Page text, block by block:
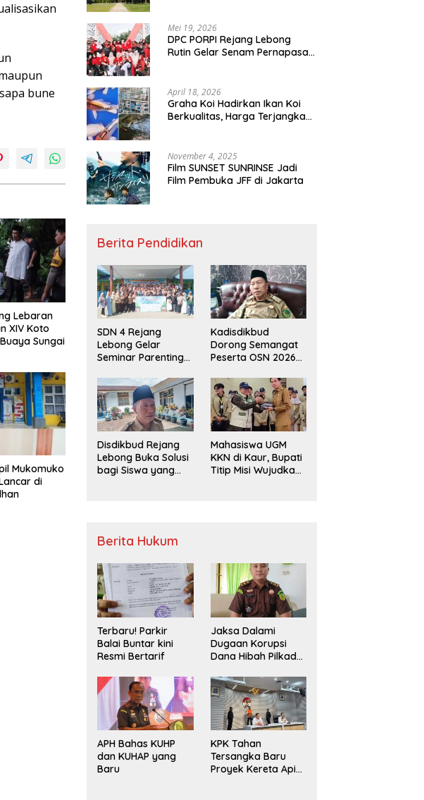
bune
Lebaran
XIV Koto
Sungai
Mukomuko
di
Mei 19, 2026
DPC PORPI Rejang Lebong
Rutin Gelar Senam Pernapasan
April 18, 2026
Graha Koi Hadirkan Ikan Koi
Berkualitas, Harga Terjangkau
November 4, 2025
Film SUNSET SUNRINSE Jadi
Film Pembuka JFF di Jakarta
Berita Pendidikan
SDN 4 Rejang
Lebong Gelar
Seminar Parenting
Bullying,
Kadisdikbud: Patut
Jadi Contoh
Kadisdikbud
Dorong Semangat
Peserta OSN 2026
Disdikbud Rejang
Lebong Buka Solusi
bagi Siswa yang
Mahasiswa UGM
KKN di Kaur, Bupati
Titip Misi Wujudkan
Berita Hukum
Terbaru! Parkir
Balai Buntar kini
Resmi Bertarif
Jaksa Dalami
Dugaan Korupsi
Dana Hibah Pilkada
Kaur
APH Bahas KUHP
dan KUHAP yang
Baru
KPK Tahan
Tersangka Baru
Proyek Kereta Api